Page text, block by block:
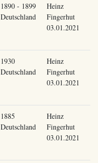
1890 - 1899
Deutschland
Heinz
Fingerhut
03.01.2021
1930
Deutschland
Heinz
Fingerhut
03.01.2021
1885
Deutschland
Heinz
Fingerhut
03.01.2021